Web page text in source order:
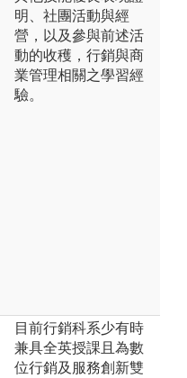
明、社團活動與經
營，以及參與前述活
動的收穫，行銷與商
業管理相關之學習經
驗。
目前行銷科系少有時
兼具全英授課且為數
位行銷及服務創新雙